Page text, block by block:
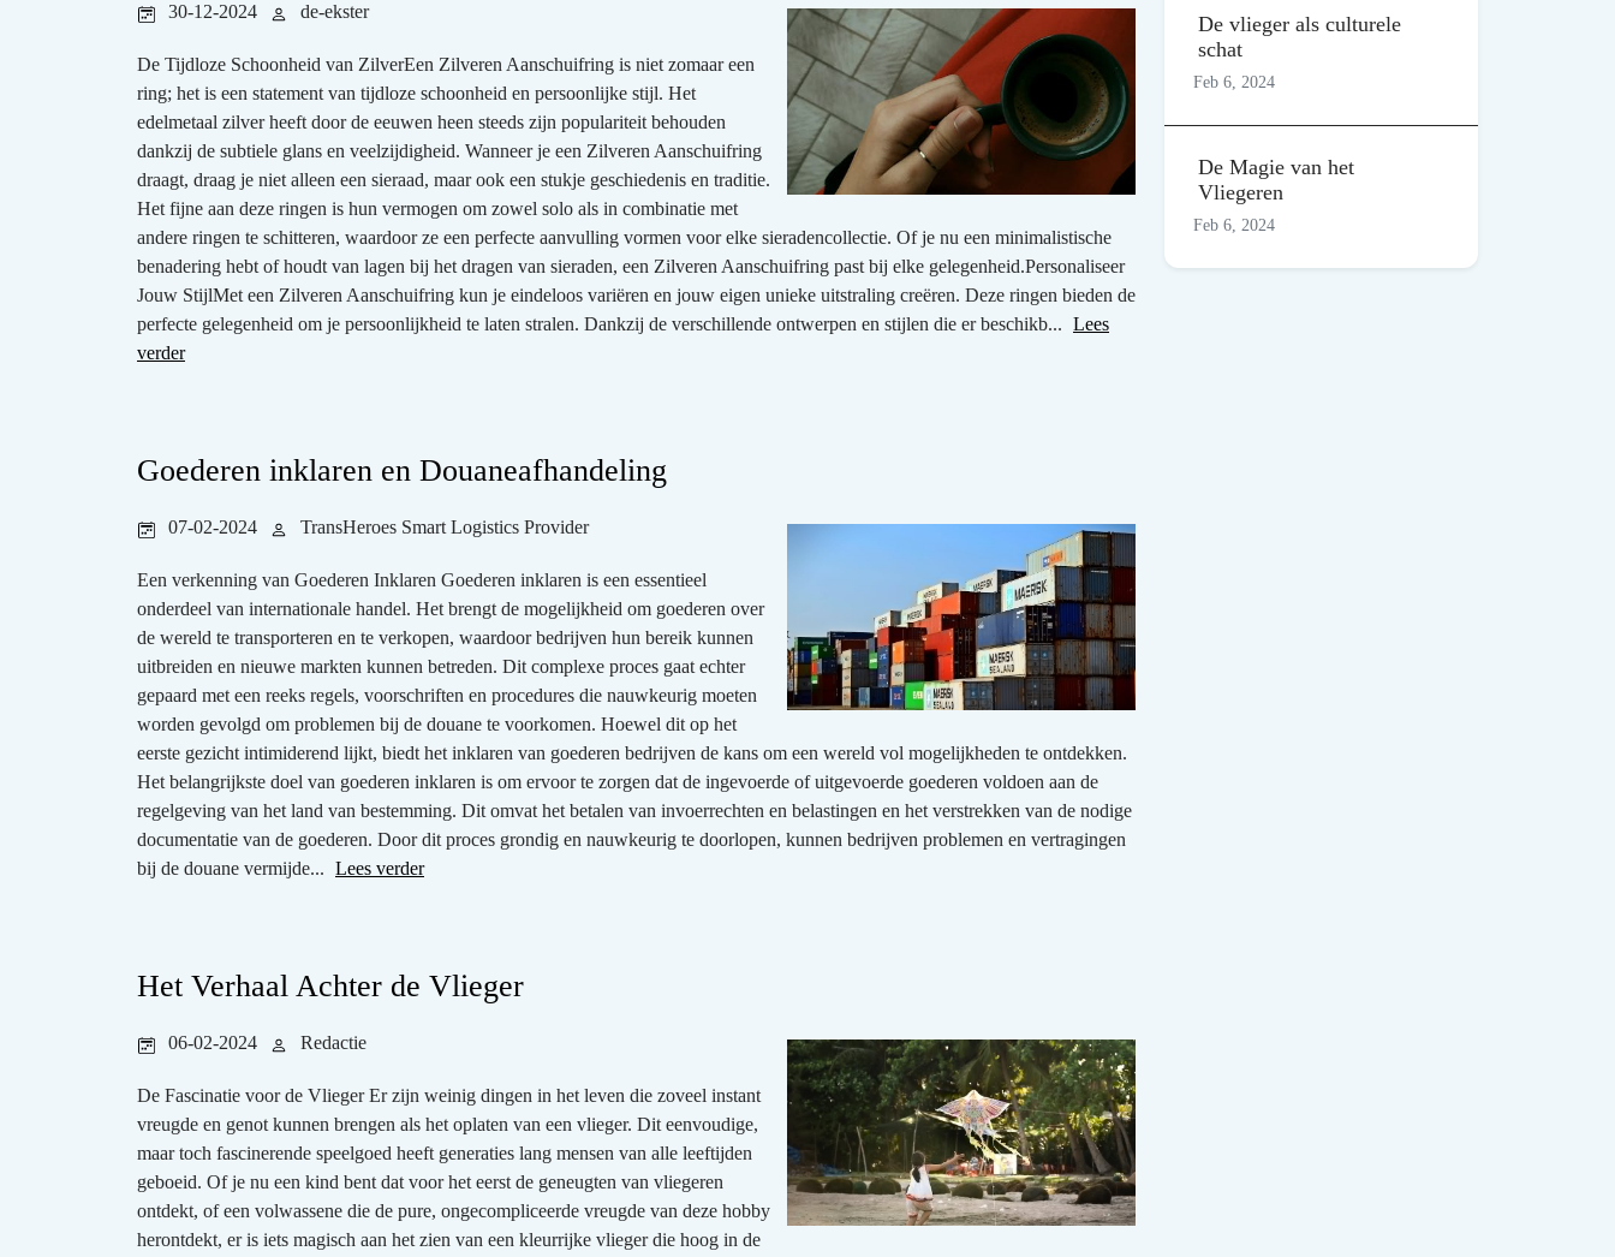
30-12-2024 de-ekster
De Tijdloze Schoonheid van ZilverEen Zilveren Aanschuifring is niet zomaar een
ring; het is een statement van tijdloze schoonheid en persoonlijke stijl. Het
edelmetaal zilver heeft door de eeuwen heen steeds zijn populariteit behouden
dankzij de subtiele glans en veelzijdigheid. Wanneer je een Zilveren Aanschuifring
draagt, draag je niet alleen een sieraad, maar ook een stukje geschiedenis en traditie.
Het fijne aan deze ringen is hun vermogen om zowel solo als in combinatie met
andere ringen te schitteren, waardoor ze een perfecte aanvulling vormen voor elke sieradencollectie. Of je nu een minimalistische
benadering hebt of houdt van lagen bij het dragen van sieraden, een Zilveren Aanschuifring past bij elke gelegenheid.Personaliseer
Jouw StijlMet een Zilveren Aanschuifring kun je eindeloos variëren en jouw eigen unieke uitstraling creëren. Deze ringen bieden de
perfecte gelegenheid om je persoonlijkheid te laten stralen. Dankzij de verschillende ontwerpen en stijlen die er beschikb... Lees
verder
Goederen inklaren en Douaneafhandeling
07-02-2024 TransHeroes Smart Logistics Provider
Een verkenning van Goederen Inklaren Goederen inklaren is een essentieel
onderdeel van internationale handel. Het brengt de mogelijkheid om goederen over
de wereld te transporteren en te verkopen, waardoor bedrijven hun bereik kunnen
uitbreiden en nieuwe markten kunnen betreden. Dit complexe proces gaat echter
gepaard met een reeks regels, voorschriften en procedures die nauwkeurig moeten
worden gevolgd om problemen bij de douane te voorkomen. Hoewel dit op het
eerste gezicht intimiderend lijkt, biedt het inklaren van goederen bedrijven de kans om een wereld vol mogelijkheden te ontdekken.
Het belangrijkste doel van goederen inklaren is om ervoor te zorgen dat de ingevoerde of uitgevoerde goederen voldoen aan de
regelgeving van het land van bestemming. Dit omvat het betalen van invoerrechten en belastingen en het verstrekken van de nodige
documentatie van de goederen. Door dit proces grondig en nauwkeurig te doorlopen, kunnen bedrijven problemen en vertragingen
bij de douane vermijde... Lees verder
Het Verhaal Achter de Vlieger
06-02-2024 Redactie
De Fascinatie voor de Vlieger Er zijn weinig dingen in het leven die zoveel instant
vreugde en genot kunnen brengen als het oplaten van een vlieger. Dit eenvoudige,
maar toch fascinerende speelgoed heeft generaties lang mensen van alle leeftijden
geboeid. Of je nu een kind bent dat voor het eerst de geneugten van vliegeren
ontdekt, of een volwassene die de pure, ongecompliceerde vreugde van deze hobby
herontdekt, er is iets magisch aan het zien van een kleurrijke vlieger die hoog in de
De vlieger als culturele
schat
Feb 6, 2024
De Magie van het
Vliegeren
Feb 6, 2024